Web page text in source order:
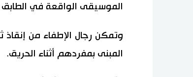
الموسيقى الواقعة في الطابق
وتمكن رجال الإطفاء من إنقاذ
المبنى بمفردهم أثناء الحريق.